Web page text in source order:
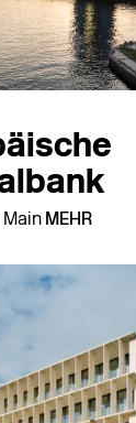
Main MEHR